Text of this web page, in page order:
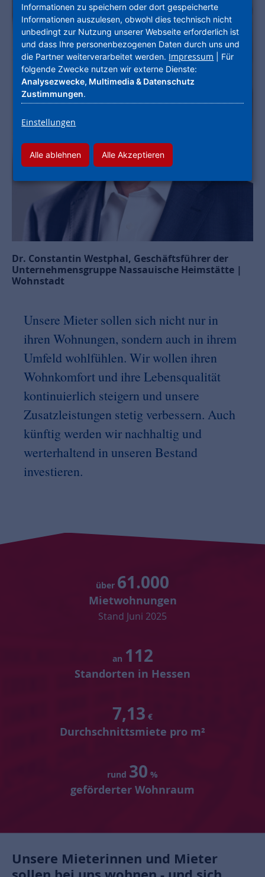
Dr. Constantin Westphal, Geschäftsführer der
Unternehmensgruppe Nassauische Heimstätte |
Wohnstadt
Unsere Mieter sollen sich nicht nur in
ihren Wohnungen, sondern auch in ihrem
Umfeld wohlfühlen. Wir wollen ihren
Wohnkomfort und ihre Lebensqualität
kontinuierlich steigern und unsere
Zusatzleistungen stetig verbessern. Auch
künftig werden wir nachhaltig und
werterhaltend in unseren Bestand
investieren.
über 61.000
Mietwohnungen
Stand Juni 2025
an 112
Standorten in Hessen
7,13 €
Durchschnittsmiete pro m²
rund 30 %
geförderter Wohnraum
Unsere Mieterinnen und Mieter
Informationen zu speichern oder dort gespeicherte
Informationen auszulesen, obwohl dies technisch nicht
unbedingt zur Nutzung unserer Webseite erforderlich ist
und dass Ihre personenbezogenen Daten durch uns und
die Partner weiterverarbeitet werden. Impressum | Für
folgende Zwecke nutzen wir externe Dienste:
Analysezwecke, Multimedia & Datenschutz
Zustimmungen.
Einstellungen
Alle ablehnen Alle Akzeptieren